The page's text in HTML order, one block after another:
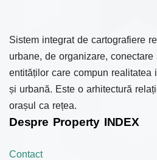
Sistem integrat de cartografiere
urbane, de organizare,
entităților care compun realitatea
și urbană. Este o arhitectură
orașul ca rețea.
Despre Property INDEX
Contact